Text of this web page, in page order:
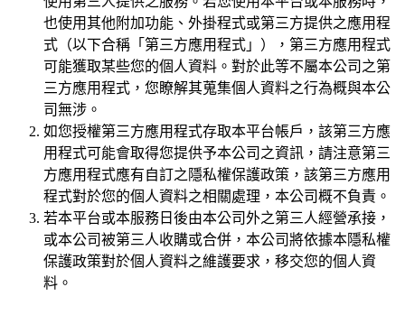
也使用其他附加功能、外掛程式或第三方提供之應用程
式（以下合稱「第三方應用程式」），第三方應用程式
可能獲取某些您的個人資料。對於此等不屬本公司之第
三方應用程式，您瞭解其蒐集個人資料之行為概與本公
司無涉。
如您授權第三方應用程式存取本平台帳戶，該第三方應
用程式可能會取得您提供予本公司之資訊，請注意第三
方應用程式應有自訂之隱私權保護政策，該第三方應用
程式對於您的個人資料之相關處理，本公司概不負責。
若本平台或本服務日後由本公司外之第三人經營承接，
或本公司被第三人收購或合併，本公司將依據本隱私權
保護政策對於個人資料之維護要求，移交您的個人資
料。